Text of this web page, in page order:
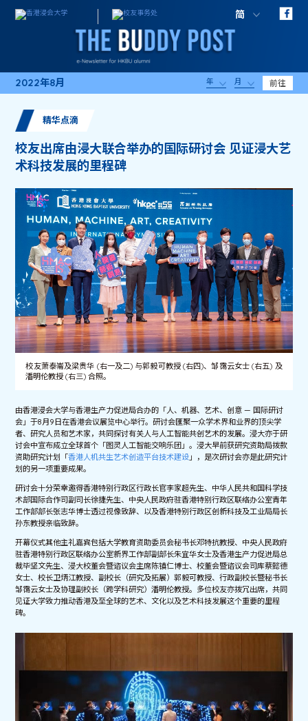
简
2022年8月 年 月 前往
精华点滴
校友出席由浸大联合举办的国际研讨会 见证浸大艺
术科技发展的里程碑
校友萧泰崙及梁贵华 (右一及二) 与郭毅可教授 (右四)、邹霭云女士 (右五) 及
潘明伦教授 (右三) 合照。
由香港浸会大学与香港生产力促进局合办的「人、机器、艺术、创意 — 国际研讨
会」于8月9日在香港会议展览中心举行。研讨会匯聚一众学术界和业界的顶尖学
者、研究人员和艺术家，共同探讨有关人与人工智能共创艺术的发展。浸大亦于研
讨会中宣布成立全球首个「图灵人工智能交响乐团」。浸大早前获研究资助局拨款
资助研究计划「香港人机共生艺术创造平台技术建设 」，是次研讨会亦是此研究计
划的另一项重要成果。
研讨会十分荣幸邀得香港特别行政区行政长官李家超先生、中华人民共和国科学技
术部国际合作司副司长徐捷先生、中央人民政府驻香港特别行政区联络办公室青年
工作部部长张志华博士透过视像致辞、以及香港特别行政区创新科技及工业局局长
孙东教授亲临致辞。
开幕仪式其他主礼嘉宾包括大学教育资助委员会秘书长邓特抗教授、中央人民政府
驻香港特别行政区联络办公室新界工作部副部长朱宜华女士及香港生产力促进局总
裁毕坚文先生、浸大校董会暨谘议会主席陈镇仁博士、校董会暨谘议会司库蔡懿德
女士、校长卫炳江教授、副校长（研究及拓展）郭毅可教授、行政副校长暨秘书长
邹霭云女士及协理副校长（跨学科研究）潘明伦教授。多位校友亦拨冗出席，共同
见证大学致力推动香港及至全球的艺术、文化以及艺术科技发展这个重要的里程
碑。